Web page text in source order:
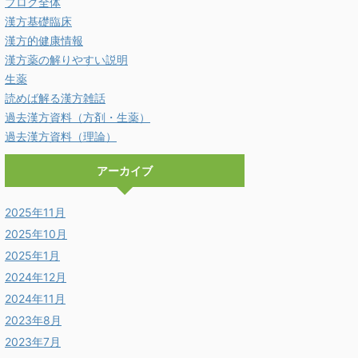
漢方基礎臨床
漢方的健康情報
漢方薬の解りやすい説明
生薬
読めば解る漢方雑話
過去漢方資料（方剤・生薬）
過去漢方資料（理論）
アーカイブ
2025年11月
2025年10月
2025年1月
2024年12月
2024年11月
2023年8月
2023年7月